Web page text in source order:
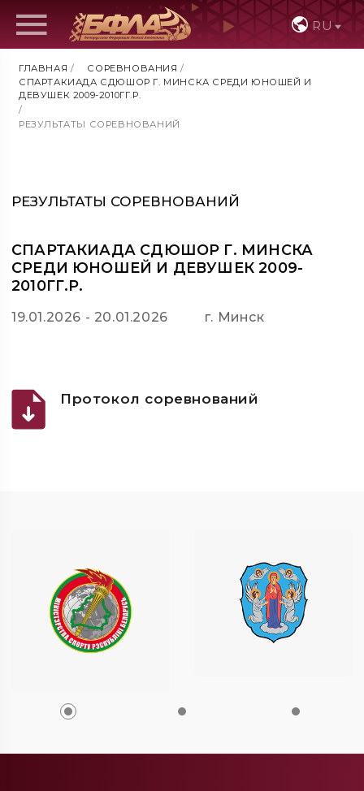
RU
ГЛАВНАЯ / СОРЕВНОВАНИЯ /
СПАРТАКИАДА СДЮШОР Г. МИНСКА СРЕДИ ЮНОШЕЙ И
ДЕВУШЕК 2009-2010ГГ.Р.
/
РЕЗУЛЬТАТЫ СОРЕВНОВАНИЙ
РЕЗУЛЬТАТЫ СОРЕВНОВАНИЙ
СПАРТАКИАДА СДЮШОР Г. МИНСКА
СРЕДИ ЮНОШЕЙ И ДЕВУШЕК 2009-
2010ГГ.Р.
19.01.2026 - 20.01.2026 г. Минск
Протокол соревнований